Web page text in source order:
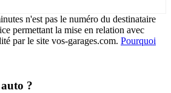
n'est pas le numéro du destinataire
permettant la mise en relation avec
par le site vos-garages.com. Pourquoi
?